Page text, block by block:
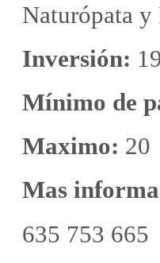
Naturópata y
Inversión:
Mínimo de
Maximo: 20
Mas
635 753 665